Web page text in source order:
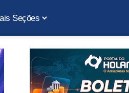
Seções